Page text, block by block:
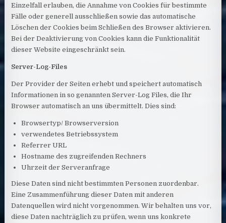
Einzelfall erlauben, die Annahme von Cookies für bestimmte
Fälle oder generell ausschließen sowie das automatische
Löschen der Cookies beim Schließen des Browser aktivieren.
Bei der Deaktivierung von Cookies kann die Funktionalität
dieser Website eingeschränkt sein.
Server-Log-Files
Der Provider der Seiten erhebt und speichert automatisch
Informationen in so genannten Server-Log Files, die Ihr
Browser automatisch an uns übermittelt. Dies sind:
Browsertyp/ Browserversion
verwendetes Betriebssystem
Referrer URL
Hostname des zugreifenden Rechners
Uhrzeit der Serveranfrage
Diese Daten sind nicht bestimmten Personen zuordenbar.
Eine Zusammenführung dieser Daten mit anderen
Datenquellen wird nicht vorgenommen. Wir behalten uns vor,
diese Daten nachträglich zu prüfen, wenn uns konkrete